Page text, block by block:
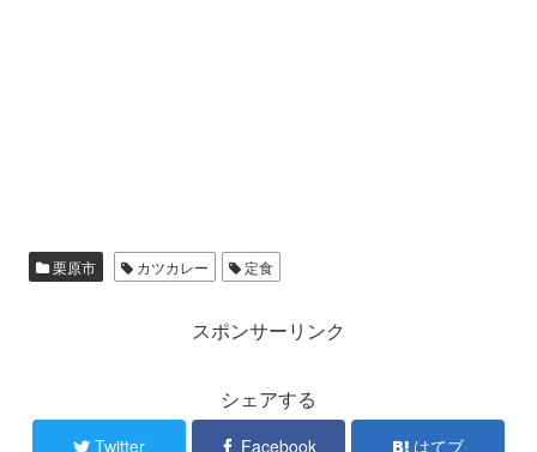
栗原市 カツカレー 定食
スポンサーリンク
シェアする
Twitter Facebook はてブ